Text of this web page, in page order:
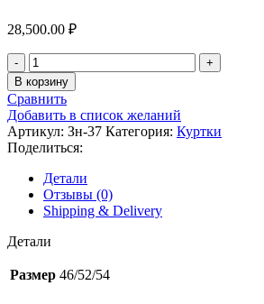
28,500.00 ₽
В корзину
Сравнить
Добавить в список желаний
Артикул: Зн-37 Категория: Куртки
Поделиться:
Детали
Отзывы (0)
Shipping & Delivery
Детали
Размер 46/52/54